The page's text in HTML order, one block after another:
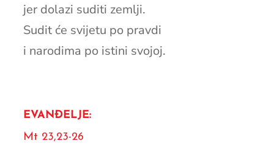
jer dolazi suditi zemlji.
Sudit će svijetu po pravdi
i narodima po istini svojoj.
EVANĐELJE:
Mt 23,23-26